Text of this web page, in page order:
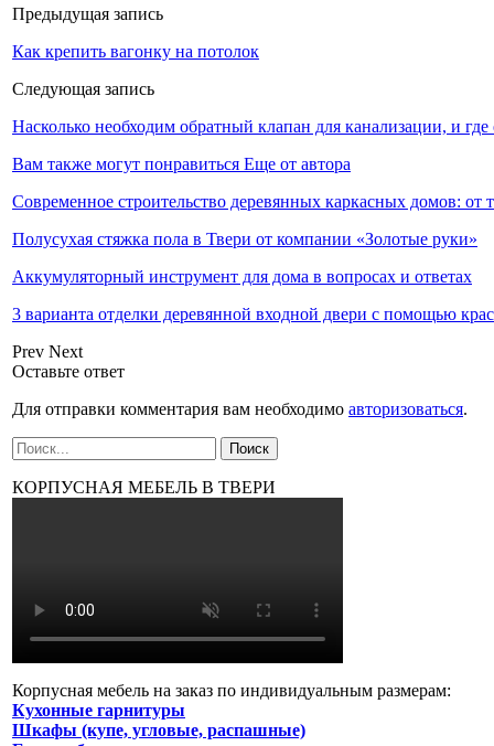
Предыдущая запись
Как крепить вагонку на потолок
Следующая запись
Насколько необходим обратный клапан для канализации, и
Вам также могут понравиться Еще от автора
Современное строительство деревянных каркасных домов:
Полусухая стяжка пола в Твери от компании «Золотые руки»
Аккумуляторный инструмент для дома в вопросах и ответах
3 варианта отделки деревянной входной двери с помощью
Prev Next
Оставьте ответ
Для отправки комментария вам необходимо авторизоваться.
КОРПУСНАЯ МЕБЕЛЬ В ТВЕРИ
Корпусная мебель на заказ по индивидуальным размерам:
Кухонные гарнитуры
Шкафы (купе, угловые, распашные)